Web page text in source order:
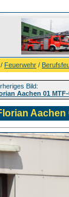
/ Feuerwehr /
Bild:
Aachen 01 MTF-
Aachen